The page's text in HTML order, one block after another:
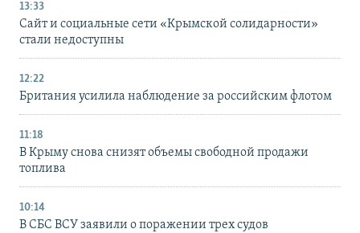
13:33
Сайт и социальные сети «Крымской солидарности»
стали недоступны
12:22
Британия усилила наблюдение за российским флотом
11:18
В Крыму снова снизят объемы свободной продажи
топлива
10:14
В СБС ВСУ заявили о поражении трех судов